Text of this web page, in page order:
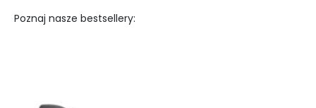
Poznaj nasze bestsellery: